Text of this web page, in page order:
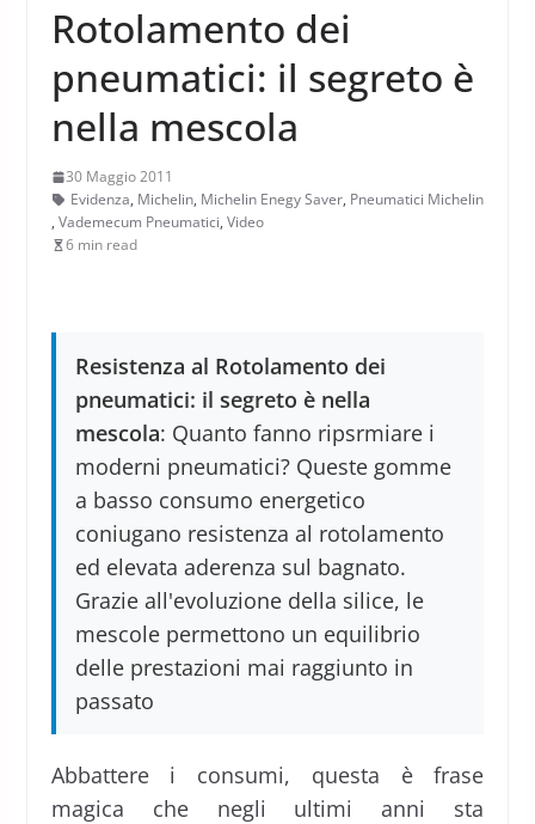
Rotolamento dei
pneumatici: il segreto è
nella mescola
30 Maggio 2011
Evidenza, Michelin, Michelin Enegy Saver, Pneumatici Michelin
, Vademecum Pneumatici, Video
6 min read
Resistenza al Rotolamento dei
pneumatici: il segreto è nella
mescola: Quanto fanno ripsrmiare i
moderni pneumatici? Queste gomme
a basso consumo energetico
coniugano resistenza al rotolamento
ed elevata aderenza sul bagnato.
Grazie all'evoluzione della silice, le
mescole permettono un equilibrio
delle prestazioni mai raggiunto in
passato
Abbattere i consumi, questa è frase
magica che negli ultimi anni sta